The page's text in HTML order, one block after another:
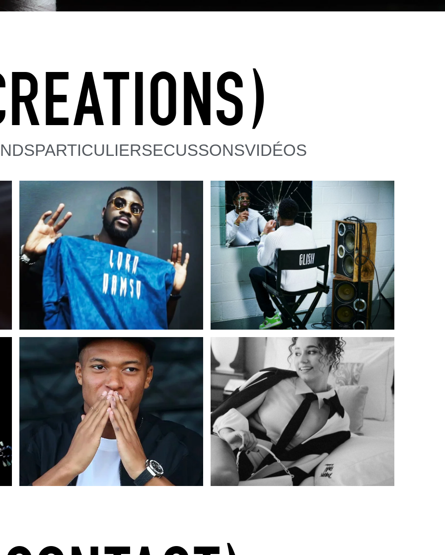
PARTICULIERSECUSSONSVIDÉOS